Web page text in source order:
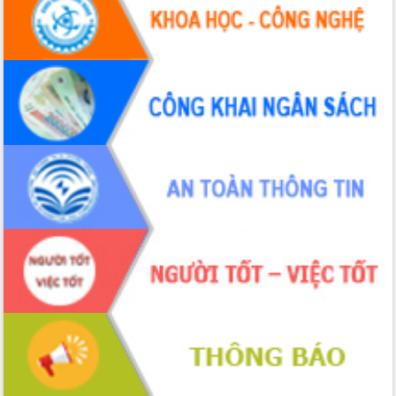
UBND tỉnh họp báo định kỳ tháng 4
năm 2026
Hội thảo khoa học “Giải pháp thúc đẩy
phát triển nền kinh tế xanh tại tỉnh
Đắk Lắk”
Tăng cường giám sát, đôn đốc thực
hiện nhiệm vụ quản lý tài sản công
hàng tuần
Tháo gỡ những vướng mắc, đẩy mạnh
công tác cải cách thủ tục hành chính
tại Trung tâm Phục vụ hành chính
công tỉnh
Đắk Lắk: Tôn vinh 46 giải pháp tại Hội
thi Sáng tạo Kỹ thuật 2024 - 2025
Đắk Lắk rà soát, điều chỉnh Đề án 190
về phát triển nuôi trồng thủy sản
Phó Chủ tịch UBND tỉnh Đắk Lắk
Trương Công Thái kiểm tra thực địa
Dự án cao tốc Khánh Hòa - Buôn Ma
Thuột